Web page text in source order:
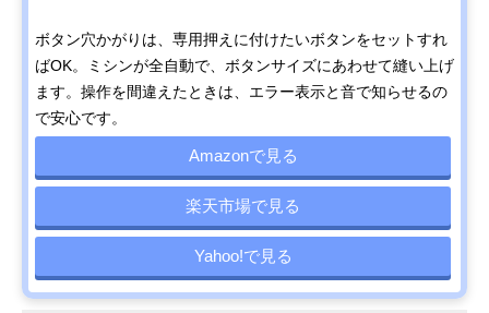
ボタン穴かがりは、専用押えに付けたいボタンをセットすれ
ばOK。ミシンが全自動で、ボタンサイズにあわせて縫い上げ
ます。操作を間違えたときは、エラー表示と音で知らせるの
で安心です。
Amazonで見る
楽天市場で見る
Yahoo!で見る